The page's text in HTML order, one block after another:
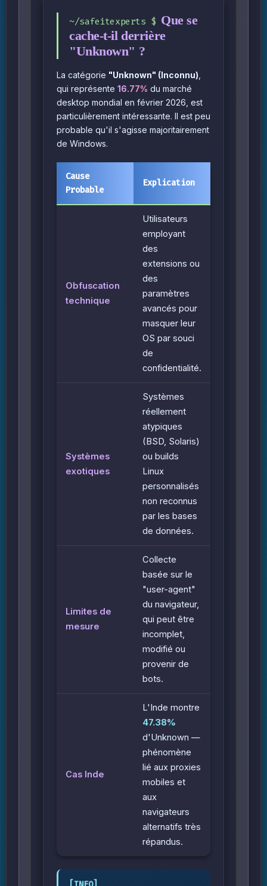
Que se
cache-t-il derrière
"Unknown" ?
La catégorie "Unknown" (Inconnu)
qui représente 16.77% du marché
desktop mondial en février 2026, est
particulièrement intéressante. Il est peu
probable qu'il s'agisse majoritairement
de Windows.
Cause
Probable
Explication
Obfuscation
technique
Utilisateurs
employant
des
extensions ou
des
paramètres
avancés pour
masquer leur
OS par souci
de
confidentialité.
Systèmes
exotiques
Systèmes
réellement
atypiques
(BSD, Solaris)
ou builds
Linux
personnalisés
non reconnus
par les bases
de données.
Limites de
mesure
Collecte
basée sur le
"user-agent"
du navigateur,
qui peut être
incomplet,
modifié ou
provenir de
bots.
Cas Inde
L'Inde montre
47.38%
d'Unknown —
phénomène
lié aux proxies
mobiles et
aux
navigateurs
alternatifs très
répandus.